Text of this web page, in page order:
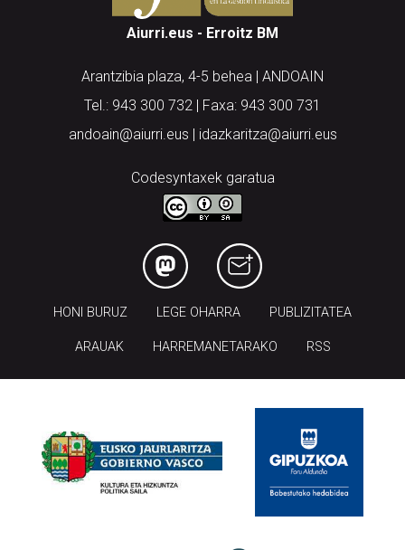
Aiurri.eus - Erroitz BM
Arantzibia plaza, 4-5 behea | ANDOAIN
Tel.: 943 300 732 | Faxa: 943 300 731
andoain@aiurri.eus | idazkaritza@aiurri.eus
Codesyntaxek garatua
HONI BURUZ LEGE OHARRA PUBLIZITATEA
ARAUAK HARREMANETARAKO RSS